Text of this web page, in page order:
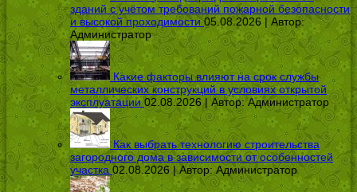
зданий с учётом требований пожарной безопасности
и высокой проходимости 05.08.2026 | Автор:
Администратор
Какие факторы влияют на срок службы
металлических конструкций в условиях открытой
эксплуатации 02.08.2026 | Автор:Администратор
Как выбрать технологию строительства
загородного дома в зависимости от особенностей
участка 02.08.2026 | Автор:Администратор